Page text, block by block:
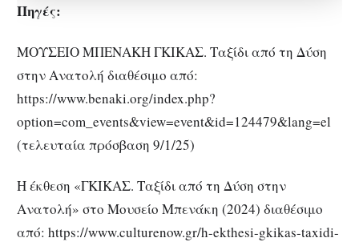
Πηγές:
ΜΟΥΣΕΙΟ ΜΠΕΝΑΚΗ ΓΚΙΚΑΣ. Ταξίδι από τη Δύση
στην Ανατολή διαθέσιμο από:
https://www.benaki.org/index.php?
option=com_events&view=event&id=124479&lang=el
(τελευταία πρόσβαση 9/1/25)
Η έκθεση «ΓΚΙΚΑΣ. Ταξίδι από τη Δύση στην
Ανατολή» στο Μουσείο Μπενάκη (2024) διαθέσιμο
από: https://www.culturenow.gr/h-ekthesi-gkikas-taxidi-